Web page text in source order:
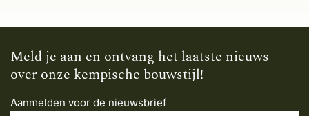
Meld je aan en ontvang het laatste nieuws
over onze kempische bouwstijl!
Aanmelden voor de nieuwsbrief